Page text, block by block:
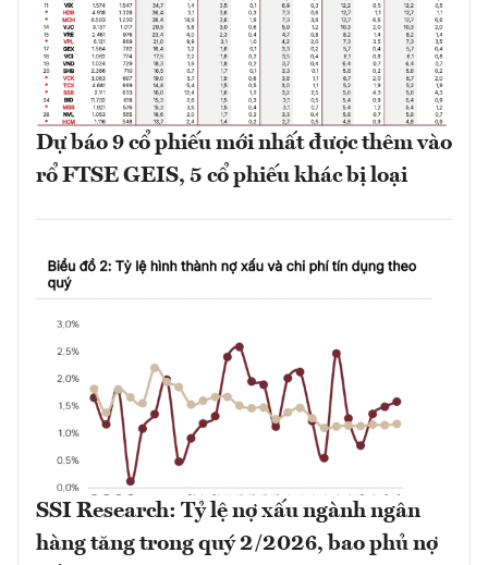
Dự báo 9 cổ phiếu mới nhất được thêm vào
rổ FTSE GEIS, 5 cổ phiếu khác bị loại
SSI Research: Tỷ lệ nợ xấu ngành ngân
hàng tăng trong quý 2/2026, bao phủ nợ